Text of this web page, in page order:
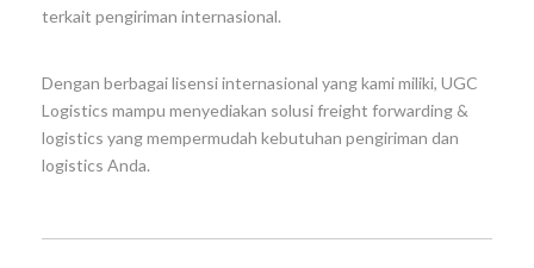
terkait pengiriman internasional.
Dengan berbagai lisensi internasional yang kami miliki, UGC
Logistics mampu menyediakan solusi freight forwarding &
logistics yang mempermudah kebutuhan pengiriman dan
logistics Anda.